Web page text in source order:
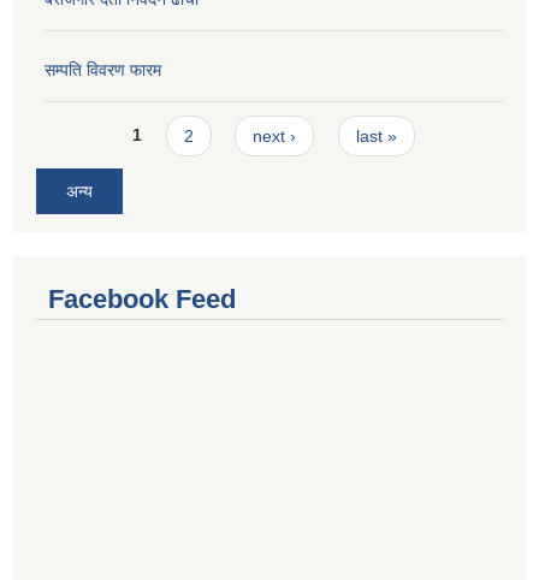
सम्पति विवरण फारम
Pages1 2 next › last »
अन्य
Facebook Feed